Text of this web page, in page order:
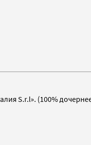
S.r.l». (100%